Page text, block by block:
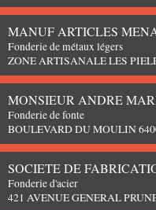
MANUF ARTICLES
Fonderie de métaux légers
ZONE ARTISANALE LES
MONSIEUR ANDRE
Fonderie de fonte
BOULEVARD DU MOULIN
SOCIETE DE
Fonderie d'acier
421 AVENUE GENERAL